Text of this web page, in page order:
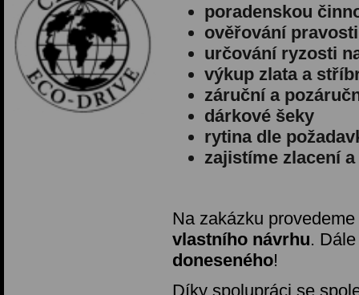
poradenskou
ověřování
určování ryzosti
výkup zlata a
záruční a
dárkové šeky
rytina dle
zajistíme zlacení
Na zakázku provedeme
vlastního návrhu.
doneseného!
Díky spolupráci se